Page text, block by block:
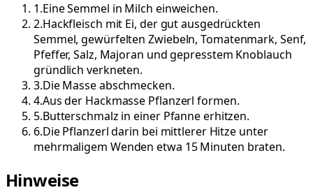
1.Eine Semmel in Milch einweichen.
2.Hackfleisch mit Ei, der gut ausgedrückten
Semmel, gewürfelten Zwiebeln, Tomatenmark, Senf,
Pfeffer, Salz, Majoran und gepresstem Knoblauch
gründlich verkneten.
3.Die Masse abschmecken.
4.Aus der Hackmasse Pflanzerl formen.
5.Butterschmalz in einer Pfanne erhitzen.
6.Die Pflanzerl darin bei mittlerer Hitze unter
mehrmaligem Wenden etwa 15 Minuten braten.
Hinweise